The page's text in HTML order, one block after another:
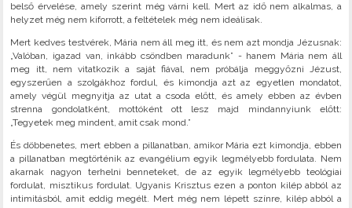
belső érvelése, amely szerint még várni kell. Mert az idő nem alkalmas, a
helyzet még nem kiforrott, a feltételek még nem ideálisak.
Mert kedves testvérek, Mária nem áll meg itt, és nem azt mondja Jézusnak:
„Valóban, igazad van, inkább csöndben maradunk” - hanem Mária nem áll
meg itt, nem vitatkozik a saját fiával, nem próbálja meggyőzni Jézust,
egyszerűen a szolgákhoz fordul, és kimondja azt az egyetlen mondatot,
amely végül megnyitja az utat a csoda előtt, és amely ebben az évben
strenna gondolatként, mottóként ott lesz majd mindannyiunk előtt:
„Tegyetek meg mindent, amit csak mond.”
És döbbenetes, mert ebben a pillanatban, amikor Mária ezt kimondja, ebben
a pillanatban megtörténik az evangélium egyik legmélyebb fordulata. Nem
akarnak nagyon terhelni benneteket, de az egyik legmélyebb teológiai
fordulat, misztikus fordulat. Ugyanis Krisztus ezen a ponton kilép abból az
intimitásból, amit eddig megélt. Mert még nem lépett színre, kilép abból a